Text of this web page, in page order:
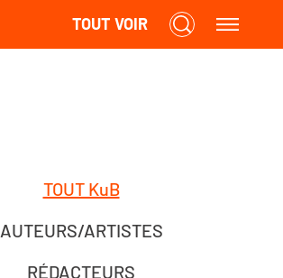
TOUT VOIR
TOUT KuB
AUTEURS/ARTISTES
RÉDACTEURS